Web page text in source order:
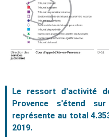
Le ressort d'activité
Provence s'étend
représente au total
2019.